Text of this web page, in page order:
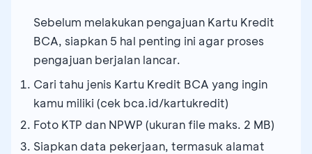
Sebelum melakukan pengajuan Kartu Kredit
BCA, siapkan 5 hal penting ini agar proses
pengajuan berjalan lancar.
Cari tahu jenis Kartu Kredit BCA yang ingin
kamu miliki (cek bca.id/kartukredit)
Foto KTP dan NPWP (ukuran file maks. 2 MB)
Siapkan data pekerjaan, termasuk alamat